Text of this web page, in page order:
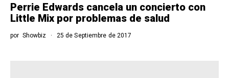
Perrie Edwards cancela un concierto con
Little Mix por problemas de salud
por Showbiz 25 de Septiembre de 2017